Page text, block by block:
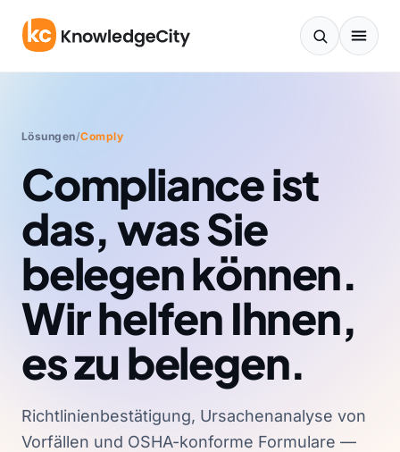
Lösungen/Comply
Compliance ist
das, was Sie
belegen können.
Wir helfen Ihnen,
es zu belegen.
Richtlinienbestätigung, Ursachenanalyse von
Vorfällen und OSHA-konforme Formulare —